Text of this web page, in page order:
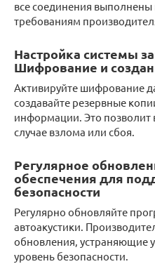
все соединения выполнены
требованиям
Настройка системы
Шифрование и
Активируйте шифрование
создавайте резервные
информации. Это позволит
случае взлома или сбоя.
Регулярное
обеспечения для
безопасности
Регулярно обновляйте
автоакустики.
обновления, устраняющие
уровень безопасности.